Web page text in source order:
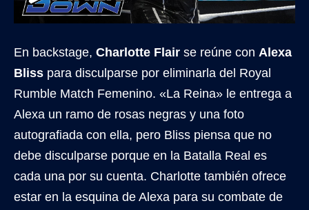
En backstage, Charlotte Flair se reúne con Alexa
Bliss para disculparse por eliminarla del Royal
Rumble Match Femenino. «La Reina» le entrega a
Alexa un ramo de rosas negras y una foto
autografiada con ella, pero Bliss piensa que no
debe disculparse porque en la Batalla Real es
cada una por su cuenta. Charlotte también ofrece
estar en la esquina de Alexa para su combate de